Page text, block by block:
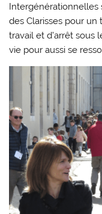
Intergénérationnelles
des Clarisses pour un
travail et d’arrêt sous
vie pour aussi se